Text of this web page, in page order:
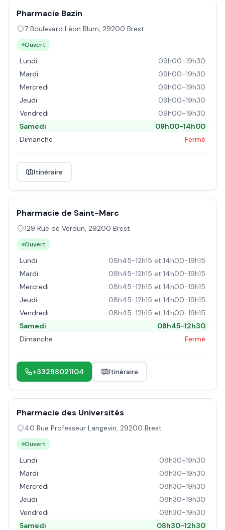
Pharmacie Bazin
7 Boulevard Léon Blum, 29200 Brest
Ouvert
Lundi
09h00-19h30
Mardi
09h00-19h30
Mercredi
09h00-19h30
Jeudi
09h00-19h30
Vendredi
09h00-19h30
Samedi
09h00-14h00
Dimanche
Fermé
Itinéraire
Pharmacie de Saint-Marc
129 Rue de Verdun, 29200 Brest
Ouvert
Lundi
08h45-12h15 et 14h00-19h15
Mardi
08h45-12h15 et 14h00-19h15
Mercredi
08h45-12h15 et 14h00-19h15
Jeudi
08h45-12h15 et 14h00-19h15
Vendredi
08h45-12h15 et 14h00-19h15
Samedi
08h45-12h30
Dimanche
Fermé
+33298021104 Itinéraire
Pharmacie des Universités
40 Rue Professeur Langevin, 29200 Brest
Ouvert
Lundi
08h30-19h30
Mardi
08h30-19h30
Mercredi
08h30-19h30
Jeudi
08h30-19h30
Vendredi
08h30-19h30
Samedi
08h30-12h30